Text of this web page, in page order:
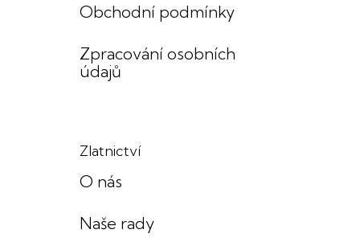
Obchodní podmínky
Zpracování osobních
údajů
Zlatnictví
O nás
Naše rady